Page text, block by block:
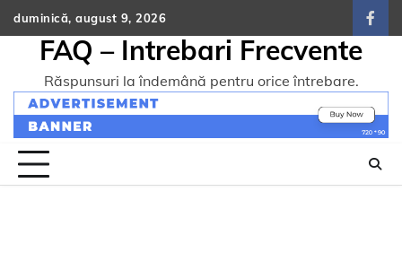
Skip
to
content
duminică, august 9, 2026
FAQ – Intrebari Frecvente
Răspunsuri la îndemână pentru orice întrebare.